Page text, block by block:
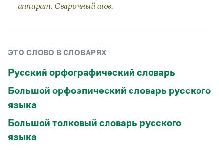
Интервью
Интерактивные упражнения: от простого к сложному
Скороговорки
Издательство
аппарат. Сварочный шов.
ЭТО СЛОВО В СЛОВАРЯХ
Русский орфографический словарь
Большой орфоэпический словарь русского
языка
Большой толковый словарь русского
языка